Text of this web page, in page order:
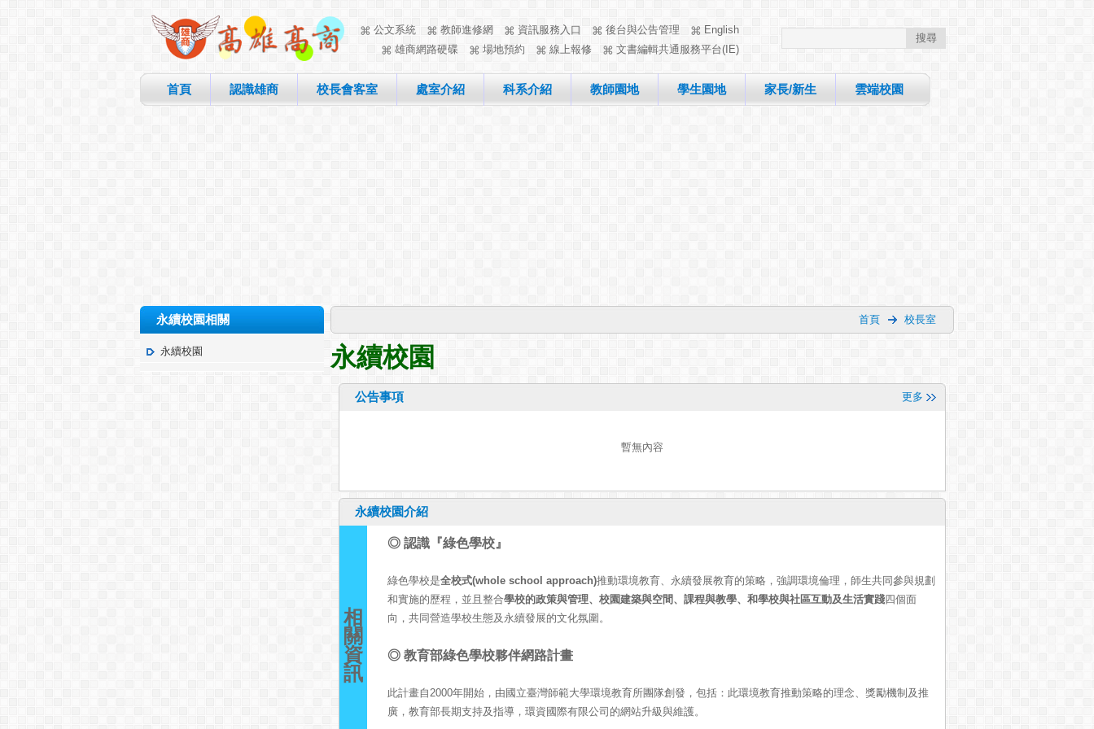
English
後台與公告管理
資訊服務入口
教師進修網
公文系統
文書編輯共通服務平台(IE)
線上報修
場地預約
雄商網路硬碟
首頁 認識雄商 校長會客室 處室介紹 科系介紹 教師園地 學生園地 家長/新生 雲端校園
永續校園相關
永續校園
首頁 校長室
永續校園
公告事項 更多
暫無內容
永續校園介紹
相
關
資
訊
◎ 認識『綠色學校』
綠色學校是全校式(whole school approach)推動環境教育、永續發展教育的策略，強調環境倫理，師生共同參與規劃
和實施的歷程，並且整合學校的政策與管理、校園建築與空間、課程與教學、和學校與社區互動及生活實踐四個面
向，共同營造學校生態及永續發展的文化氛圍。
◎ 教育部綠色學校夥伴網路計畫
此計畫自2000年開始，由國立臺灣師範大學環境教育所團隊創發，包括：此環境教育推動策略的理念、獎勵機制及推
廣，教育部長期支持及指導，環資國際有限公司的網站升級與維護。